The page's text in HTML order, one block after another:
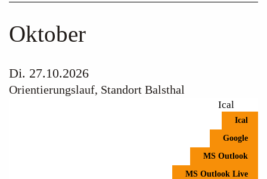
Oktober
Di. 27.10.2026
Orientierungslauf, Standort Balsthal
Ical
Ical
Google
MS Outlook
MS Outlook Live